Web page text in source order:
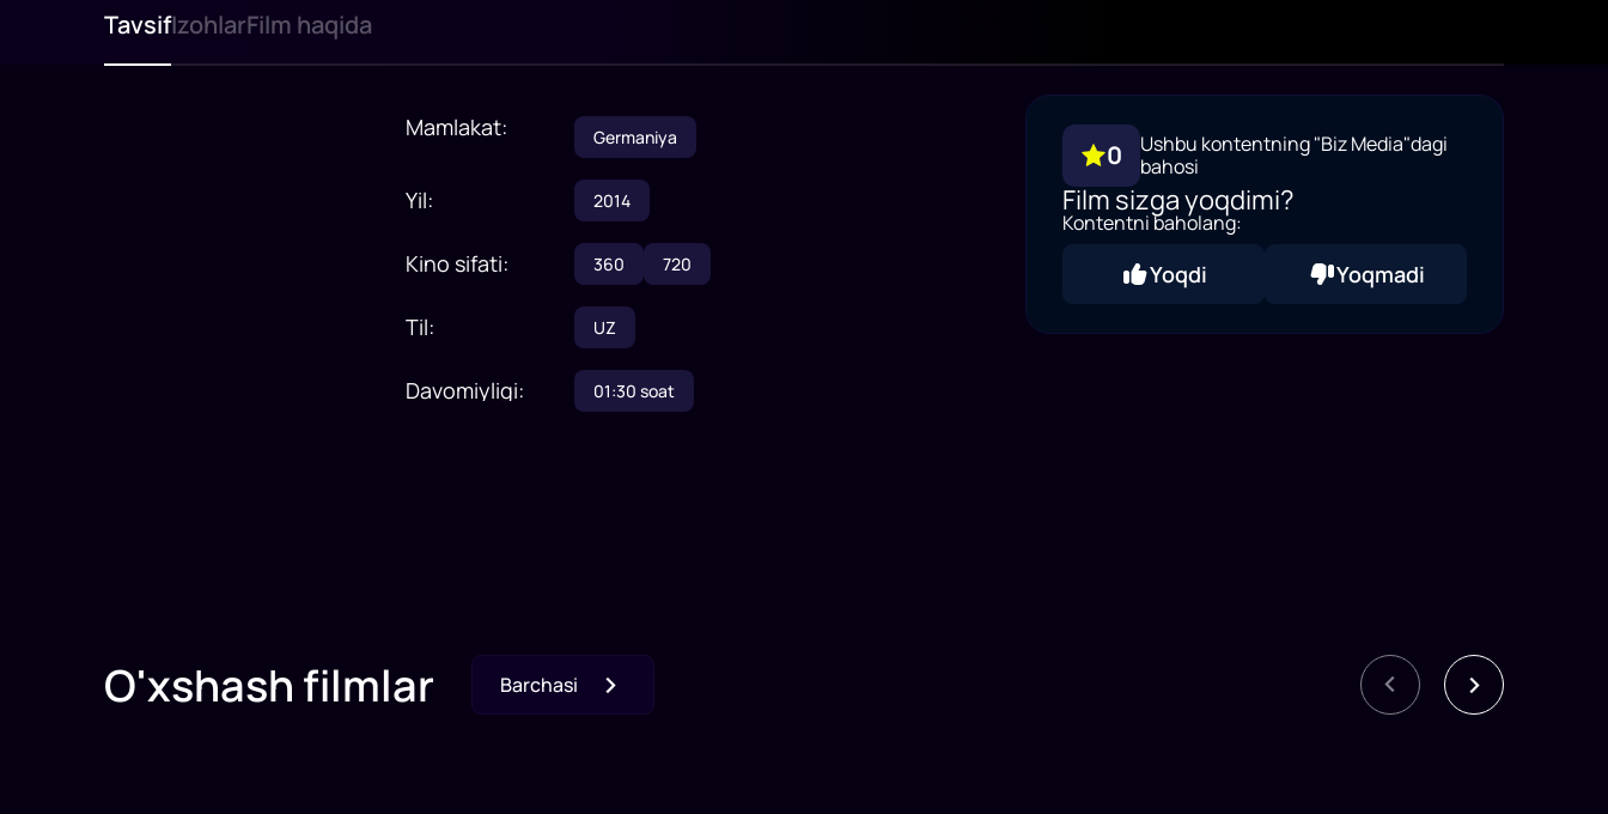
TavsifIzohlarFilm haqida
Mamlakat: Germaniya
Yil: 2014
Kino sifati: 360 720
Til: UZ
Davomiyligi: 01:30 soat
0
Ushbu kontentning "Biz Media"dagi
bahosi
Film sizga yoqdimi?
Kontentni baholang:
Yoqdi Yoqmadi
O'xshash filmlar Barchasi